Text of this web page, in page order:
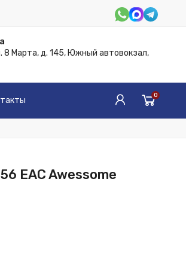
8 Марта, д. 145, Южный автовокзал,
0
EAC Awessome